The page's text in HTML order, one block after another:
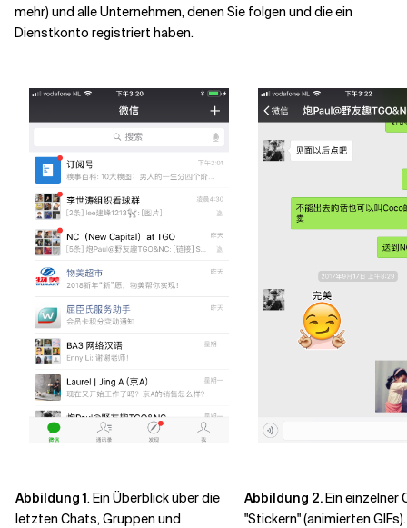
mehr) und alle Unternehmen, denen Sie folgen und die ein
Dienstkonto registriert haben.
Abbildung 1. Ein Überblick über die
letzten Chats, Gruppen und
Abbildung 2.Ein einzelner
"Stickern" (animierten GIFs).